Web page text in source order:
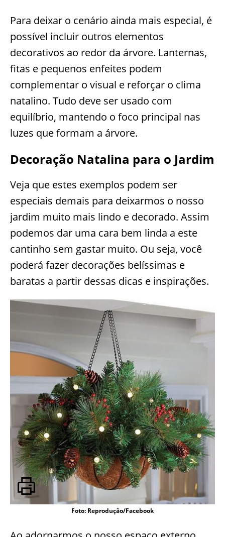
Para deixar o cenário ainda mais especial, é
possível incluir outros elementos
decorativos ao redor da árvore. Lanternas,
fitas e pequenos enfeites podem
complementar o visual e reforçar o clima
natalino. Tudo deve ser usado com
equilíbrio, mantendo o foco principal nas
luzes que formam a árvore.
Decoração Natalina para o Jardim
Veja que estes exemplos podem ser
especiais demais para deixarmos o nosso
jardim muito mais lindo e decorado. Assim
podemos dar uma cara bem linda a este
cantinho sem gastar muito. Ou seja, você
poderá fazer decorações belíssimas e
baratas a partir dessas dicas e inspirações.
Foto: Reprodução/Facebook